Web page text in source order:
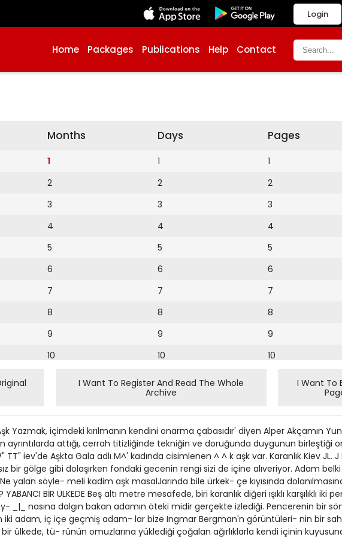
Login
Home Packages Publications Help Contact
Months
1
2
3
4
5
6
7
8
9
10
Days
1
2
3
4
5
6
7
8
9
10
11
12
14
16
17
18
Pages
1
2
3
4
5
6
7
8
9
10
14
16
17
18
I Want To Register And Read The Whole
Archive
I Want To
Yazmak, içimdeki kırılmanın kendini onarma çabasıdır' diyen Alper Akçamın
ayrıntılarda attığı, cerrah titizliğinde tekniğin ve doruğunda duygunun birleştiği
TT" iev'de Aşkta Gala adlı M^' kadında cisimlenen ^ ^ k aşk var. Karanlık Kiev JL. J
bir gölge gibi dolaşırken fondaki gecenin rengi sizi de içine alıveriyor. Adam
yalan söyle- meli kadim aşk masalJarında bile ürkek- çe kıyısında
BİR ÜLKEDE Beş altı metre mesafede, biri karanlık diğeri ışıklı karşılıklı iki
_|_ nasına dalgın bakan adamın öteki midir gerçekte izlediği. Pencerenin bir
iki adam, iç içe geçmiş adam- lar bize Ingmar Bergman'n görüntüleri- nin bir
ülkede, tü- rünün omuzlarına yüklediği çoğalan ağırlıklarla kendi içinin